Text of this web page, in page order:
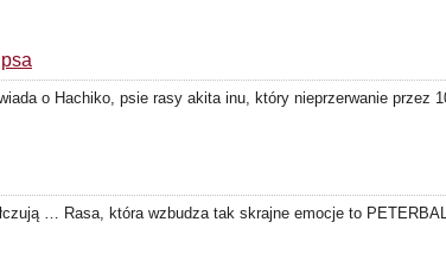
o Hachiko, psie rasy akita inu, który nieprzerwanie przez
… Rasa, która wzbudza tak skrajne emocje to